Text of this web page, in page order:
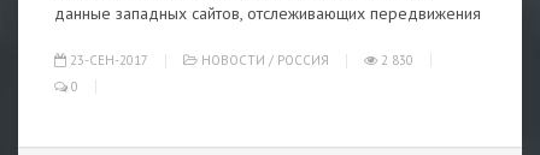
данные западных сайтов, отслеживающих передвижения
23-СЕН-2017 НОВОСТИ / РОССИЯ
2 830
0